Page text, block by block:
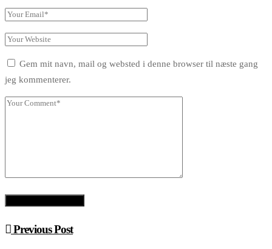
Gem mit navn, mail og websted i denne browser til næste gang
jeg kommenterer.
Previous Post